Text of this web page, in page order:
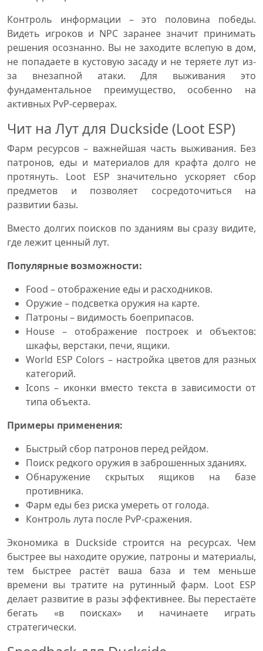
Контроль информации – это половина победы.
Видеть игроков и NPC заранее значит принимать
решения осознанно. Вы не заходите вслепую в дом,
не попадаете в кустовую засаду и не теряете лут из-
за внезапной атаки. Для выживания это
фундаментальное преимущество, особенно на
активных PvP-серверах.
Чит на Лут для Duckside (Loot ESP)
Фарм ресурсов – важнейшая часть выживания. Без
патронов, еды и материалов для крафта долго не
протянуть. Loot ESP значительно ускоряет сбор
предметов и позволяет сосредоточиться на
развитии базы.
Вместо долгих поисков по зданиям вы сразу видите,
где лежит ценный лут.
Популярные возможности:
Food – отображение еды и расходников.
Оружие – подсветка оружия на карте.
Патроны – видимость боеприпасов.
House – отображение построек и объектов:
шкафы, верстаки, печи, ящики.
World ESP Colors – настройка цветов для разных
категорий.
Icons – иконки вместо текста в зависимости от
типа объекта.
Примеры применения:
Быстрый сбор патронов перед рейдом.
Поиск редкого оружия в заброшенных зданиях.
Обнаружение скрытых ящиков на базе
противника.
Фарм еды без риска умереть от голода.
Контроль лута после PvP-сражения.
Экономика в Duckside строится на ресурсах. Чем
быстрее вы находите оружие, патроны и материалы,
тем быстрее растёт ваша база и тем меньше
времени вы тратите на рутинный фарм. Loot ESP
делает развитие в разы эффективнее. Вы перестаёте
бегать «в поисках» и начинаете играть
стратегически.